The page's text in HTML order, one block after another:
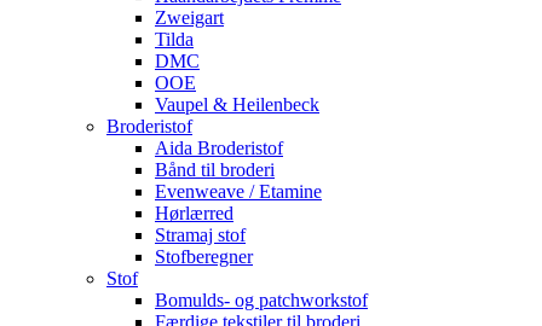
Zweigart
Tilda
DMC
OOE
Vaupel & Heilenbeck
Broderistof
Aida Broderistof
Bånd til broderi
Evenweave / Etamine
Hørlærred
Stramaj stof
Stofberegner
Stof
Bomulds- og patchworkstof